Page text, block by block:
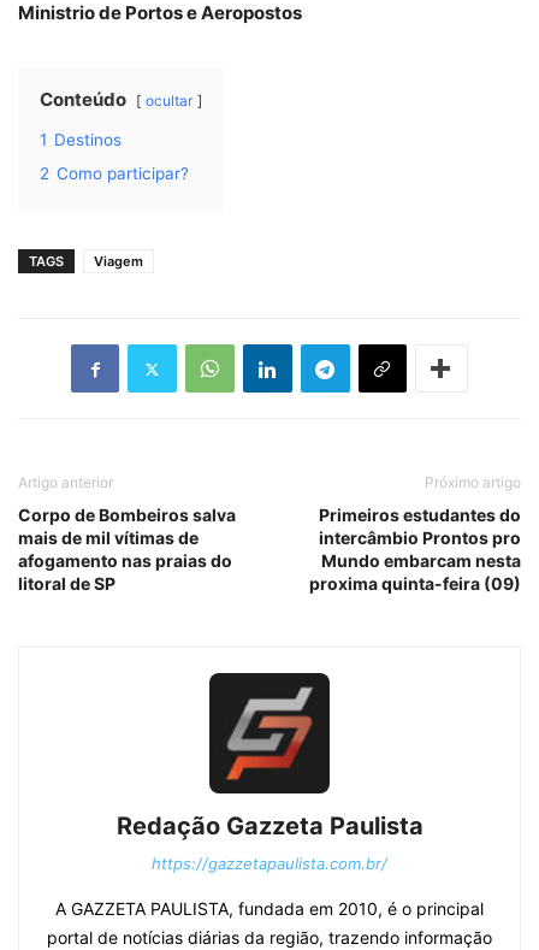
Ministrio de Portos e Aeropostos
Conteúdo ocultar
1 Destinos
2 Como participar?
TAGS Viagem
Artigo anterior
Corpo de Bombeiros salva
mais de mil vítimas de
afogamento nas praias do
litoral de SP
Próximo artigo
Primeiros estudantes do
intercâmbio Prontos pro
Mundo embarcam nesta
proxima quinta-feira (09)
Redação Gazzeta Paulista
https://gazzetapaulista.com.br/
A GAZZETA PAULISTA, fundada em 2010, é o principal
portal de notícias diárias da região, trazendo informação